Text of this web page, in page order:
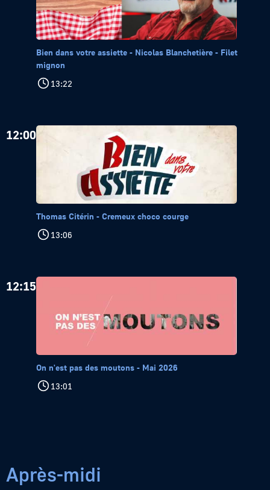
Bien dans votre assiette - Nicolas Blanchetière - Filet
mignon
13:22
12:00
Thomas Citérin - Cremeux choco courge
13:06
12:15
On n'est pas des moutons - Mai 2026
13:01
Après-midi